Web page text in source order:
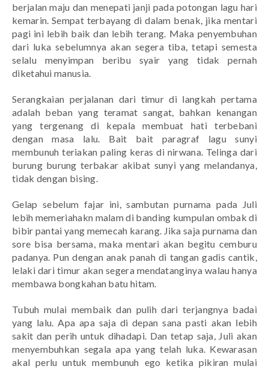
berjalan maju dan menepati janji pada potongan lagu hari
kemarin. Sempat terbayang di dalam benak, jika mentari
pagi ini lebih baik dan lebih terang. Maka penyembuhan
dari luka sebelumnya akan segera tiba, tetapi semesta
selalu menyimpan beribu syair yang tidak pernah
diketahui manusia.
Serangkaian perjalanan dari timur di langkah pertama
adalah beban yang teramat sangat, bahkan kenangan
yang tergenang di kepala membuat hati terbebani
dengan masa lalu. Bait bait paragraf lagu sunyi
membunuh teriakan paling keras di nirwana. Telinga dari
burung burung terbakar akibat sunyi yang melandanya,
tidak dengan bising.
Gelap sebelum fajar ini, sambutan purnama pada Juli
lebih memeriahakn malam di banding kumpulan ombak di
bibir pantai yang memecah karang. Jika saja purnama dan
sore bisa bersama, maka mentari akan begitu cemburu
padanya. Pun dengan anak panah di tangan gadis cantik,
lelaki dari timur akan segera mendatanginya walau hanya
membawa bongkahan batu hitam.
Tubuh mulai membaik dan pulih dari terjangnya badai
yang lalu. Apa apa saja di depan sana pasti akan lebih
sakit dan perih untuk dihadapi. Dan tetap saja, Juli akan
menyembuhkan segala apa yang telah luka. Kewarasan
akal perlu untuk membunuh ego ketika pikiran mulai